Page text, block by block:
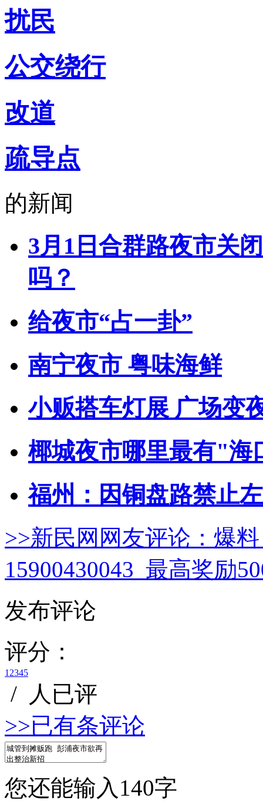
扰民
公交绕行
改道
疏导点
的新闻
3月1日合群路夜市关
吗？
给夜市“占一卦”
南宁夜市 粤味海鲜
小贩搭车灯展 广场变
椰城夜市哪里最有"海
福州：因铜盘路禁止
>>新民网网友评论： 爆
15900430043 最高奖励
发布评论
评分：
1 2345
/
人已评
>>已有条评论
您还能输入 140字